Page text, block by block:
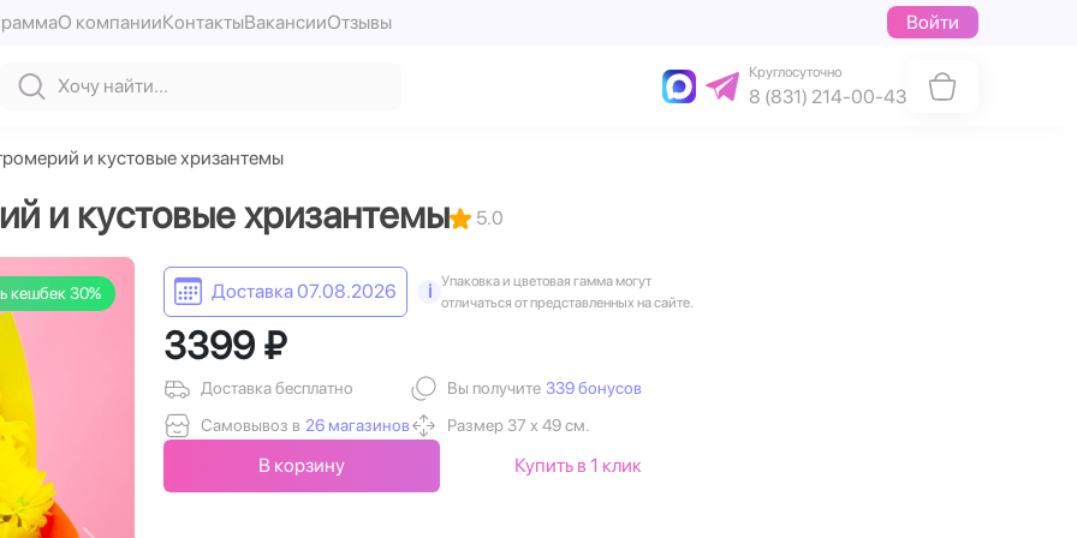
О компанииКонтактыВакансииОтзывы Войти
Круглосуточно
8 (831) 214-00-43
и кустовые хризантемы
и кустовые хризантемы 5.0
кешбек 30% Доставка 07.08.2026 i
Упаковка и цветовая гамма могут
отличаться от представленных на сайте.
3399 ₽
Доставка бесплатно
Самовывоз в 26 магазинов
Вы получите 339 бонусов
Размер 37 х 49 см.
В корзину Купить в 1 клик